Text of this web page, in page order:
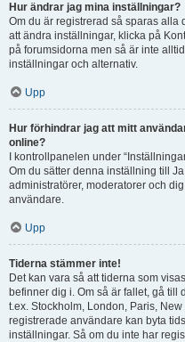
Hur ändrar jag mina inställningar?
Om du är registrerad så sparas alla
att ändra inställningar, klicka på
på forumsidorna men så är inte
inställningar och alternativ.
Upp
Hur förhindrar jag att mitt
online?
I kontrollpanelen under
Om du sätter denna inställning till
administratörer, moderatorer och
användare.
Upp
Tiderna stämmer inte!
Det kan vara så att tiderna som
befinner dig i. Om så är fallet, gå
t.ex. Stockholm, London, Paris,
registrerade användare kan byta
inställningar. Så om du inte har